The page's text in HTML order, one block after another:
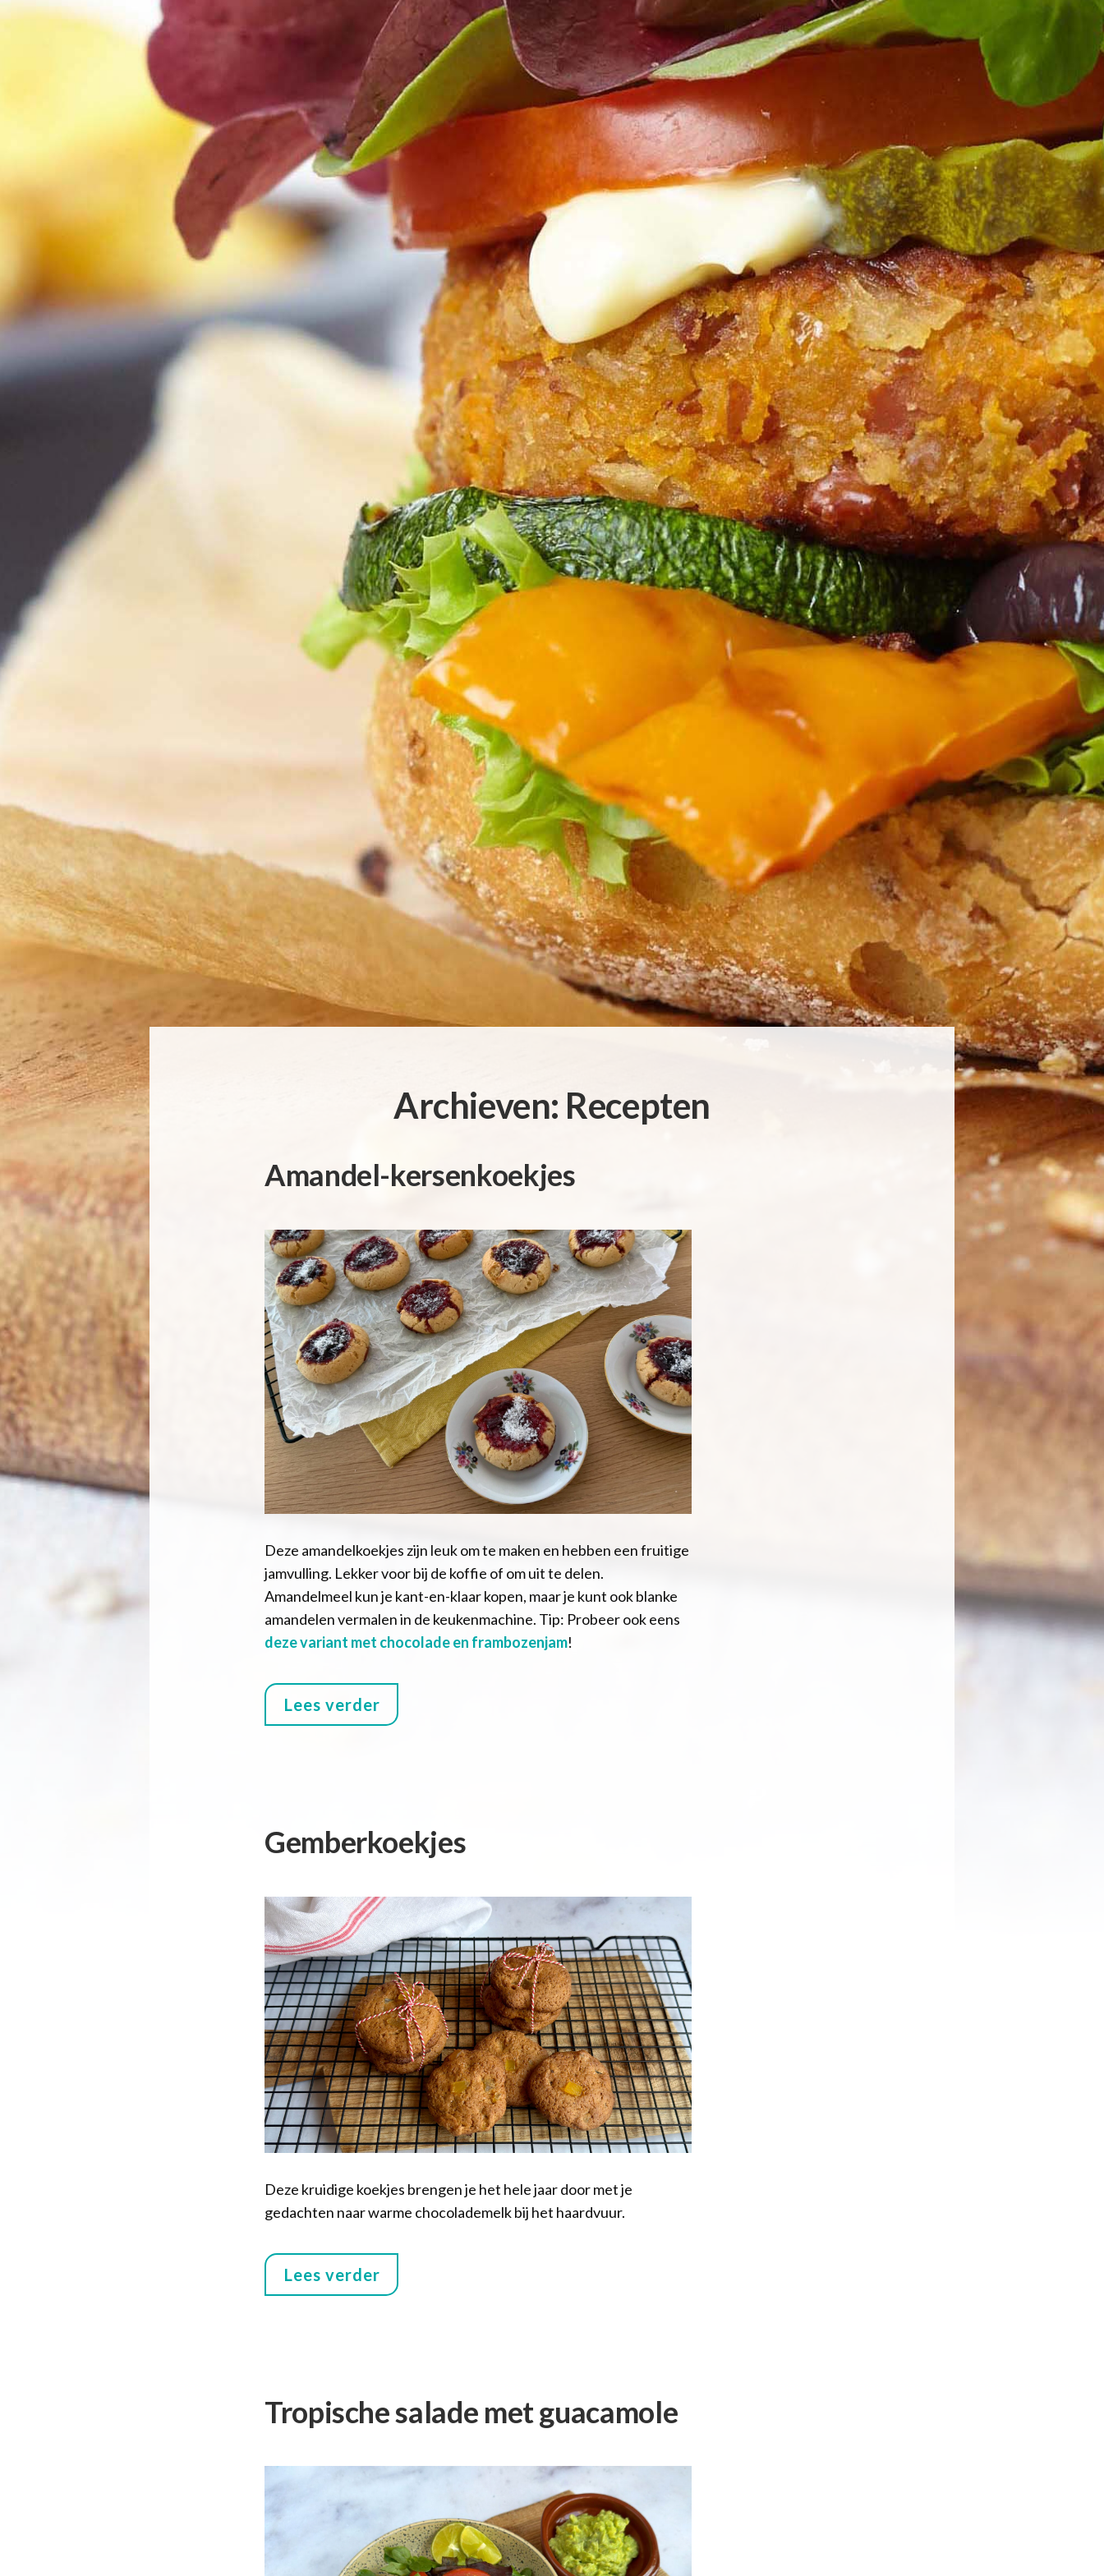
Archieven: Recepten
Amandel-kersenkoekjes
Deze amandelkoekjes zijn leuk om te maken en hebben een fruitige
jamvulling. Lekker voor bij de koffie of om uit te delen.
Amandelmeel kun je kant-en-klaar kopen, maar je kunt ook blanke
amandelen vermalen in de keukenmachine. Tip: Probeer ook eens
deze variant met chocolade en frambozenjam!
Lees verder
Gemberkoekjes
Deze kruidige koekjes brengen je het hele jaar door met je
gedachten naar warme chocolademelk bij het haardvuur.
Lees verder
Tropische salade met guacamole